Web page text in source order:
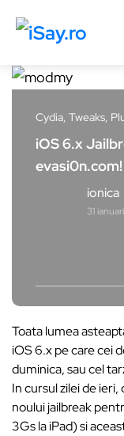
Cydia, Tweaks,
iOS 6.x
evasi0n.com!
ionica
31
Toata lumea
iOS 6.x pe care cei
duminica, sau cel
In cursul zilei de
noului jailbreak
3Gs la iPad) si